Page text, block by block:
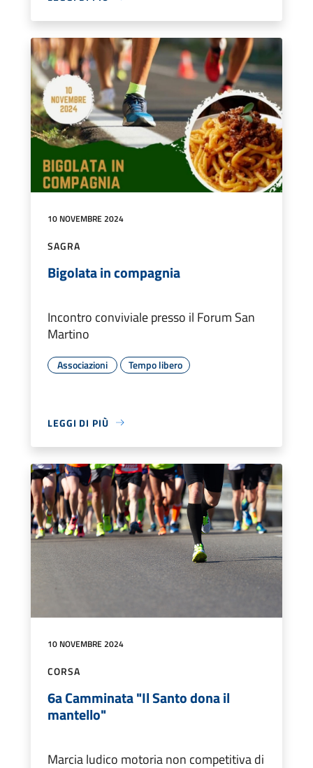
10 NOVEMBRE 2024
SAGRA
Bigolata in compagnia
Incontro conviviale presso il Forum San
Martino
Associazioni Tempo libero
LEGGI DI PIÙ
10 NOVEMBRE 2024
CORSA
6a Camminata "Il Santo dona il
mantello"
Marcia ludico motoria non competitiva di